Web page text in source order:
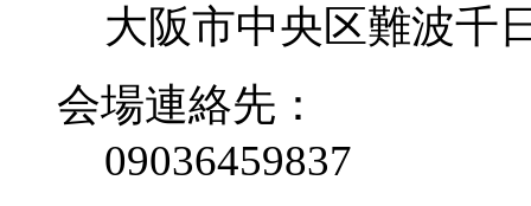
大阪市中央区難波千
会場連絡先：
09036459837